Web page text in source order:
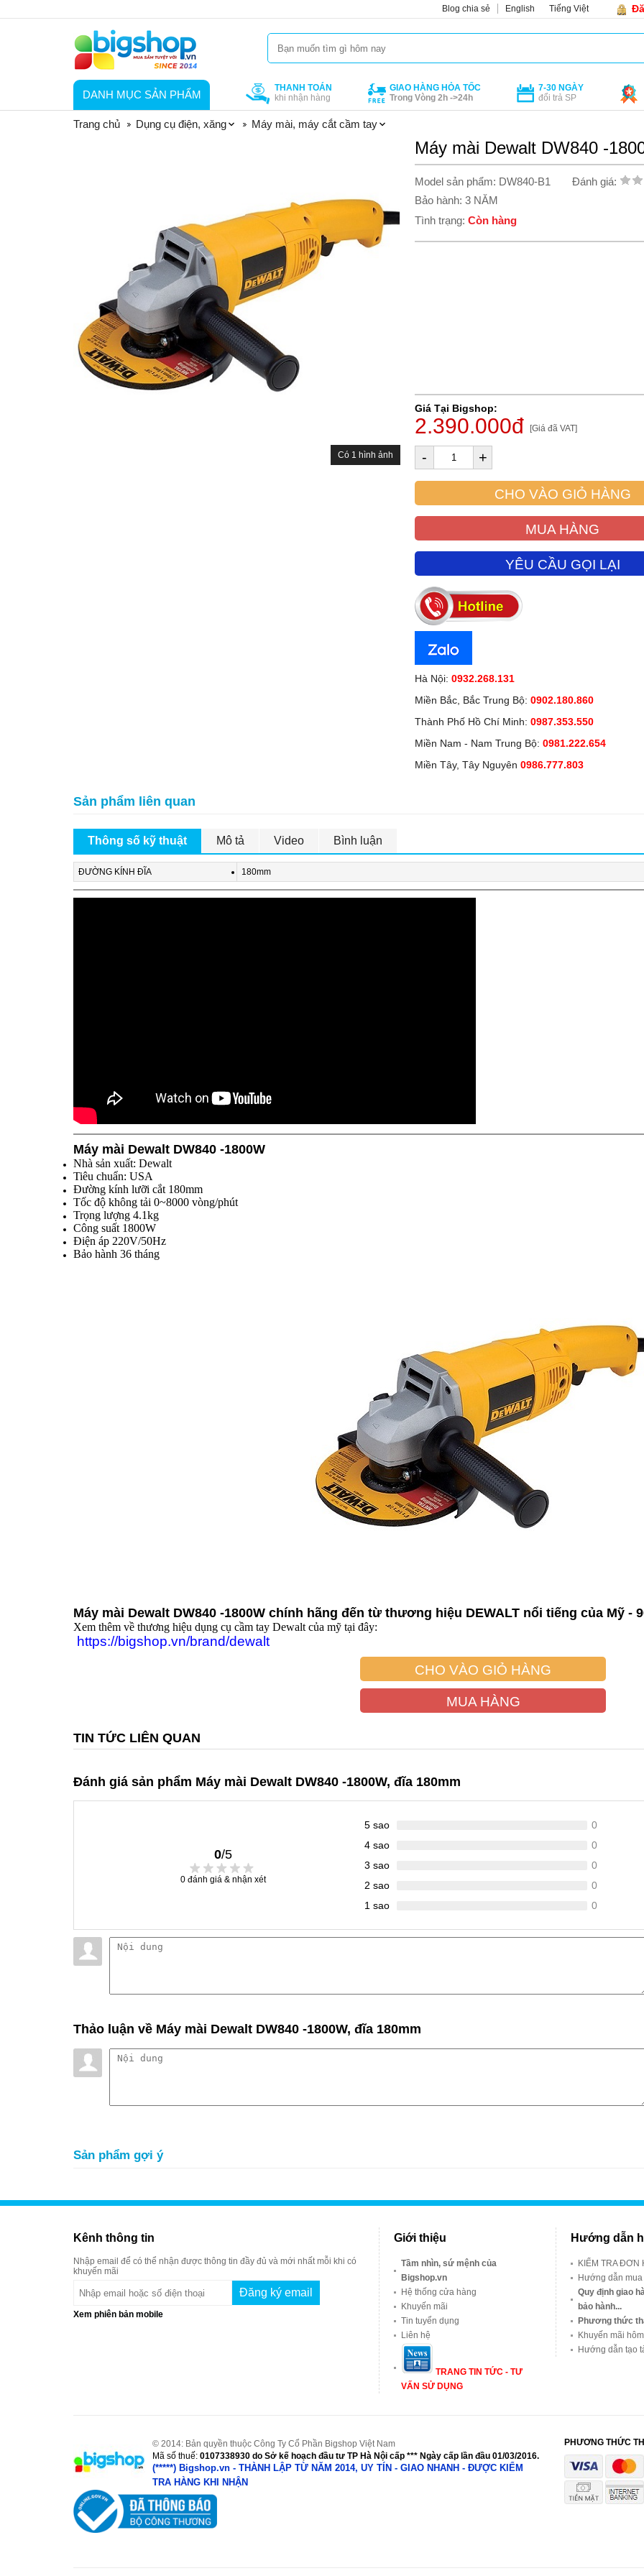
Blog chia sẻ English Tiếng Việt
DANH MỤC SẢN PHẨM
THANH TOÁN
khi nhận hàng
GIAO HÀNG HỎA TỐC
Trong Vòng 2h ->24h
7-30 NGÀY
đổi trả SP
Trang chủ
Dụng cụ điện, xăng Máy mài, máy cắt cầm tay
Có 1 hình ảnh
Máy mài Dewalt DW840 -
Model sản phẩm: DW840-B1
Đánh giá:
Bảo hành: 3 NĂM
Tình trạng: Còn hàng
Giá Tại Bigshop:
2.390.000đ [Giá đã VAT]
- +
CHO VÀO GIỎ HÀNG
MUA HÀNG
YÊU CẦU GỌI LẠI
Hà Nội: 0932.268.131
Miền Bắc, Bắc Trung Bộ: 0902.180.860
Thành Phố Hồ Chí Minh: 0987.353.550
Miền Nam - Nam Trung Bộ: 0981.222.654
Miền Tây, Tây Nguyên 0986.777.803
Sản phẩm liên quan
Thông số kỹ thuật Mô tả Video Bình luận
ĐƯỜNG KÍNH ĐĨA 180mm
Máy mài Dewalt DW840 -1800W
Nhà sản xuất: Dewalt
Tiêu chuẩn: USA
Đường kính lưỡi cắt 180mm
Tốc độ không tải 0~8000 vòng/phút
Trọng lượng 4.1kg
Công suất 1800W
Điện áp 220V/50Hz
Bảo hành 36 tháng
Máy mài Dewalt DW840 -1800W chính hãng đến từ thương hiệu DEWALT nổi tiếng của Mỹ -
Xem thêm về thương hiệu dụng cụ cầm tay Dewalt của mỹ tại đây:
https://bigshop.vn/brand/dewalt
CHO VÀO GIỎ HÀNG
MUA HÀNG
TIN TỨC LIÊN QUAN
Đánh giá sản phẩm Máy mài Dewalt DW840 -1800W, đĩa 180mm
0/5
0đánh giá & nhận xét
5 sao
0
4 sao
0
3 sao
0
2 sao
0
1 sao
0
Thảo luận về Máy mài Dewalt DW840 -1800W, đĩa 180mm
Sản phẩm gợi ý
Kênh thông tin
Nhập email để có thể nhận được thông tin đầy đủ và mới nhất mỗi khi có
khuyến mãi
Xem phiên bản mobile
Giới thiệu
Tầm nhìn, sứ mệnh của
Bigshop.vn
Hệ thống cửa hàng
Khuyến mãi
Tin tuyển dụng
Liên hệ
TRANG TIN TỨC - TƯ
VẤN SỬ DỤNG
Hướng dẫn
KIỂM TRA ĐƠN
Hướng dẫn mua
Quy định giao
bảo hành...
Phương thức
Khuyến mãi
Hướng dẫn tạo
© 2014: Bản quyền thuộc Công Ty Cổ Phần Bigshop Việt Nam
Mã số thuế: 0107338930 do Sở kế hoạch đầu tư TP Hà Nội cấp *** Ngày cấp lần đầu 01/03/2016.
(*****) Bigshop.vn - THÀNH LẬP TỪ NĂM 2014, UY TÍN - GIAO NHANH - ĐƯỢC KIỂM
TRA HÀNG KHI NHẬN
PHƯƠNG THỨC